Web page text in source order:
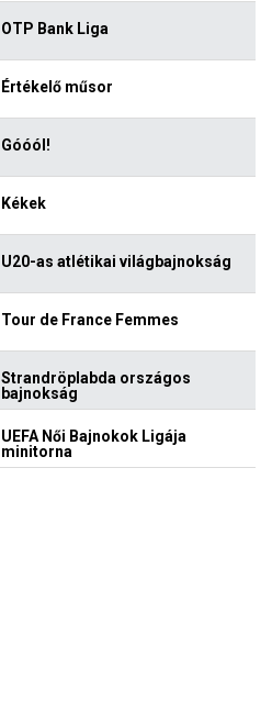
OTP Bank Liga
Értékelő műsor
Góóól!
Kékek
U20-as atlétikai világbajnokság
Tour de France Femmes
Strandröplabda országos
bajnokság
UEFA Női Bajnokok Ligája
minitorna